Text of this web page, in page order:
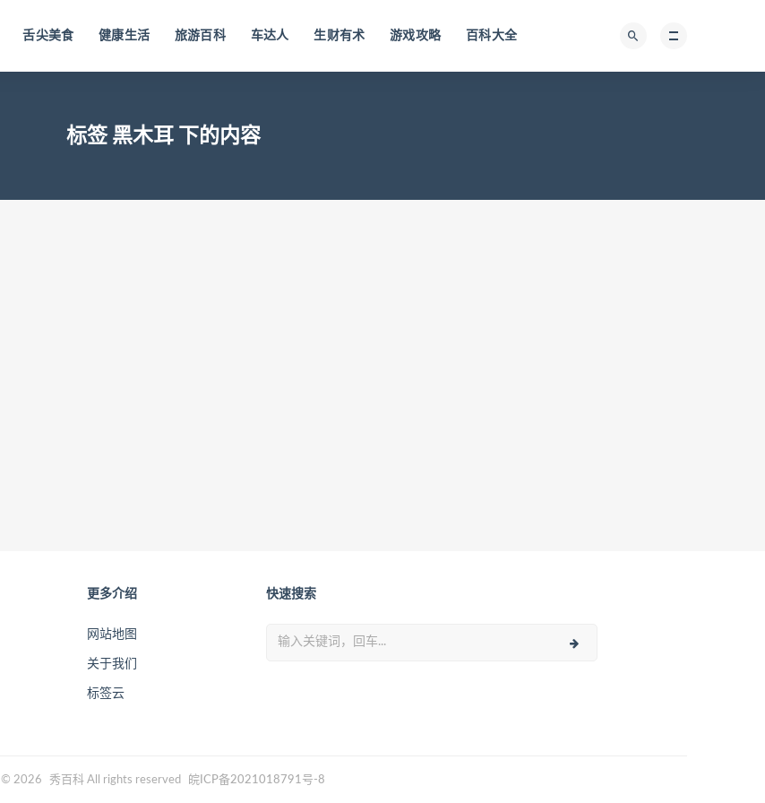
舌尖美食 健康生活 旅游百科 车达人 生财有术 游戏攻略 百科大全
标签 黑木耳 下的内容
更多介绍
网站地图
关于我们
标签云
快速搜索
© 2026 秀百科 All rights reserved 皖ICP备2021018791号-8